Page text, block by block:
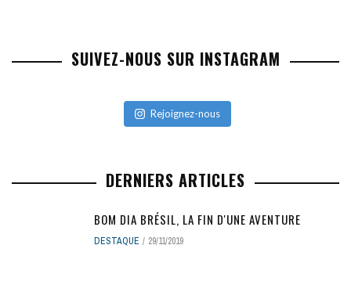
SUIVEZ-NOUS SUR INSTAGRAM
Rejoignez-nous
DERNIERS ARTICLES
BOM DIA BRÉSIL, LA FIN D'UNE AVENTURE
DESTAQUE 29/11/2019